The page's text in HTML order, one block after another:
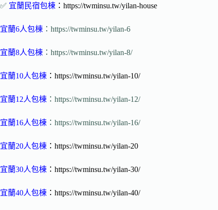
✅ 宜蘭民宿包棟 ：https://twminsu.tw/yilan-house
宜蘭6人包棟 ：https://twminsu.tw/yilan-6
宜蘭8人包棟 ：https://twminsu.tw/yilan-8/
宜蘭10人包棟 ：https://twminsu.tw/yilan-10/
宜蘭12人包棟 ：https://twminsu.tw/yilan-12/
宜蘭16人包棟 ：https://twminsu.tw/yilan-16/
宜蘭20人包棟 ：https://twminsu.tw/yilan-20
宜蘭30人包棟 ：https://twminsu.tw/yilan-30/
宜蘭40人包棟 ：https://twminsu.tw/yilan-40/